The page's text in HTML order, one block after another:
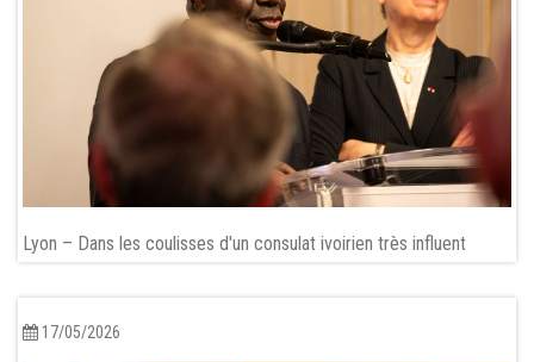
Lyon – Dans les coulisses d'un consulat ivoirien très influent
17/05/2026